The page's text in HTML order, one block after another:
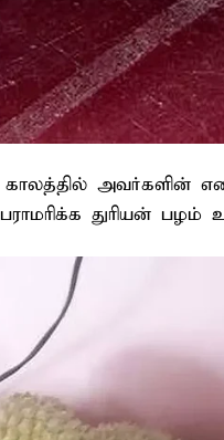
அவர்களின்
துரியன் பழம்